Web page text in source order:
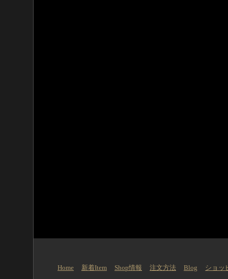
Home 新着Item Shop情報 注文方法 Blog
ショッ